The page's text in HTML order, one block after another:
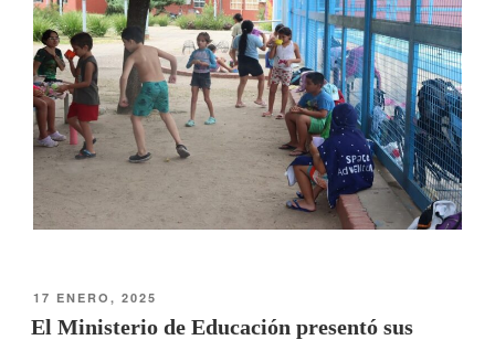
17 ENERO, 2025
El Ministerio de Educación presentó sus